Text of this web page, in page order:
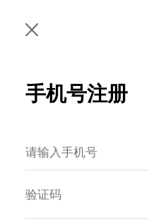
手机号注册